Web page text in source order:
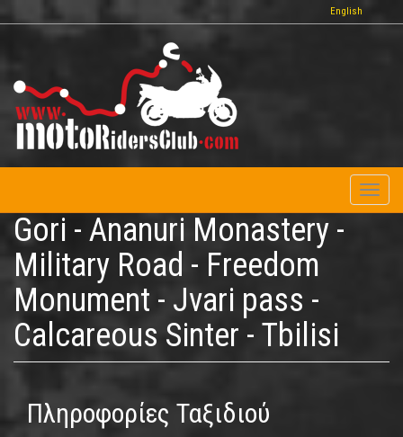
προς
περιεχόμενο
English
Gori - Ananuri Monastery -
Military Road - Freedom
Monument - Jvari pass -
Calcareous Sinter - Tbilisi
Πληροφορίες Ταξιδιού